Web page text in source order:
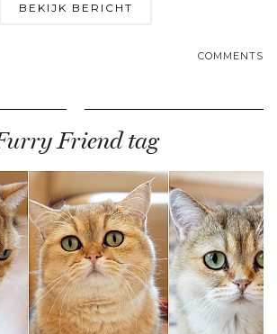
BEKIJK BERICHT
COMMENTS
Friend tag